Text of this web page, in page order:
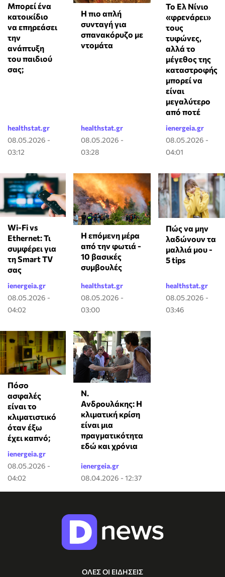
⁠Μπορεί ένα
κατοικίδιο
να επηρεάσει
την
ανάπτυξη
του παιδιού
σας;
healthstat.gr
08.05.2026 -
03:12
Η πιο απλή
συνταγή για
σπανακόρυζο με
ντομάτα
healthstat.gr
08.05.2026 -
03:28
Το Ελ Νίνιο
«φρενάρει»
τους
τυφώνες,
αλλά το
μέγεθος της
καταστροφής
μπορεί να
είναι
μεγαλύτερο
από ποτέ
ienergeia.gr
08.05.2026 -
04:01
Wi-Fi vs
Ethernet: Τι
συμφέρει για
τη Smart TV
σας
ienergeia.gr
08.05.2026 -
04:02
Η επόμενη μέρα
από την φωτιά -
10 βασικές
συμβουλές
healthstat.gr
08.05.2026 -
03:00
Πώς να μην
λαδώνουν τα
μαλλιά μου -
5 tips
healthstat.gr
08.05.2026 -
03:46
Πόσο
ασφαλές
είναι το
κλιματιστικό
όταν έξω
έχει καπνό;
ienergeia.gr
08.05.2026 -
04:02
Ν.
Ανδρουλάκης: Η
κλιματική κρίση
είναι μια
πραγματικότητα
εδώ και χρόνια
ienergeia.gr
08.04.2026 - 12:37
ΟΛΕΣ ΟΙ ΕΙΔΗΣΕΙΣ